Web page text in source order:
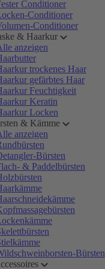
Conditioner
Conditioner
Conditioner
& Haarkur
anzeigen
trockenes Haar
gefärbtes Haar
Feuchtigkeit
Keratin
Locken
& Kämme
anzeigen
Bürsten
& Paddelbürsten
Bürsten